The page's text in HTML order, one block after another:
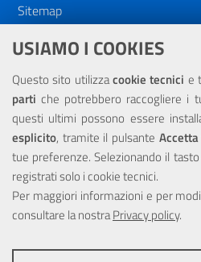
USIAMO I COOKIES
Questo sito utilizzacookie tecnici e
parti che potrebbero raccogliere i
questi ultimi possono essere
esplicito, tramite il pulsante
tue preferenze. Selezionando il tasto
registrati solo i cookie tecnici.
Per maggiori informazioni e per
consultare la nostraPrivacy policy.
Sitemap
Dichiarazione di accessibilità
NOTE LEGALI
Privacy
Portale realizzato con la
Europea tramite i fondi del POR